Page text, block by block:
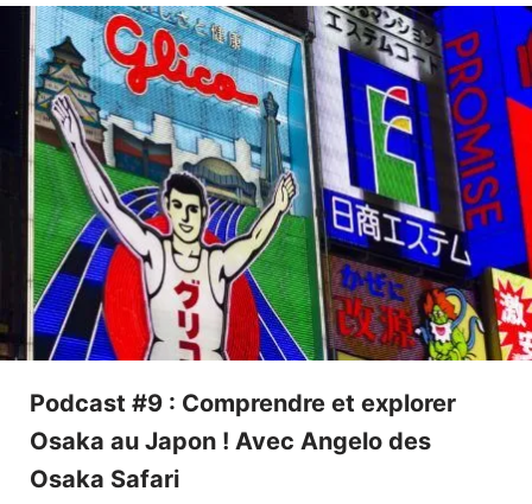
Podcast #9 : Comprendre et explorer
Osaka au Japon ! Avec Angelo des
Osaka Safari